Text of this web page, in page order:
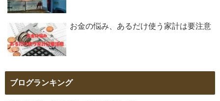
お金の悩み、あるだけ使う家計は要注意
ブログランキング